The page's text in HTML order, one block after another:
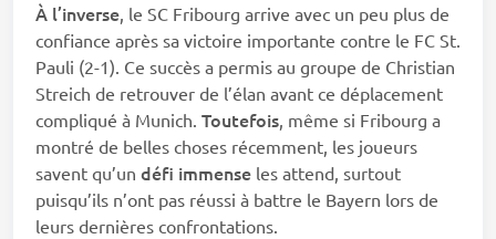
À l’inverse, le SC Fribourg arrive avec un peu plus de
confiance après sa victoire importante contre le FC St.
Pauli (2-1). Ce succès a permis au groupe de Christian
Streich de retrouver de l’élan avant ce déplacement
compliqué à Munich. Toutefois, même si Fribourg a
montré de belles choses récemment, les joueurs
savent qu’un défi immense les attend, surtout
puisqu’ils n’ont pas réussi à battre le Bayern lors de
leurs dernières confrontations.